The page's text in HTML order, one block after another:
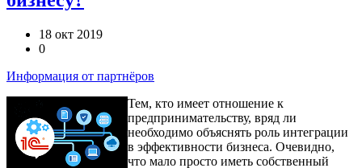
18 окт 2019
0
Информация от партнёров
Тем, кто имеет отношение к
предпринимательству, вряд ли
необходимо объяснять роль интеграции
в эффективности бизнеса. Очевидно,
что мало просто иметь собственный